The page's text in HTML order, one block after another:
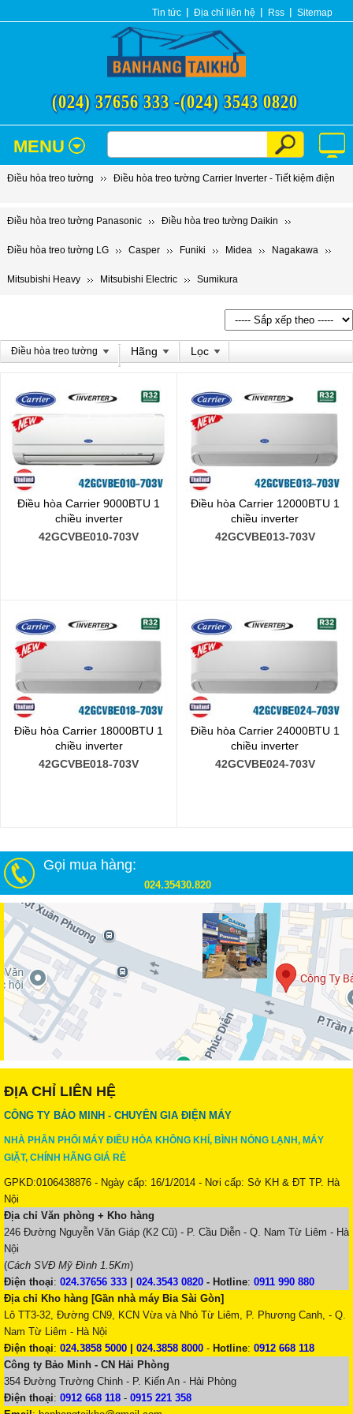
Tin tức Địa chỉ liên hệ Rss Sitemap
(024) 37656 333 -(024) 3543 0820
MENU
Điều hòa treo tường Điều hòa treo tường Carrier Inverter - Tiết kiệm điện
Điều hòa treo tường Panasonic Điều hòa treo tường Daikin
Điều hòa treo tường LG Casper Funiki Midea Nagakawa
Mitsubishi Heavy Mitsubishi Electric Sumikura
Điều hòa treo tường Hãng Lọc
Điều hòa Carrier 9000BTU 1
chiều inverter
42GCVBE010-703V
Điều hòa Carrier 12000BTU 1
chiều inverter
42GCVBE013-703V
Điều hòa Carrier 18000BTU 1
chiều inverter
42GCVBE018-703V
Điều hòa Carrier 24000BTU 1
chiều inverter
42GCVBE024-703V
Gọi mua hàng:
024.35430.820
ĐỊA CHỈ LIÊN HỆ
CÔNG TY BẢO MINH - CHUYÊN GIA ĐIỆN MÁY
NHÀ PHÂN PHỐI MÁY ĐIỀU HÒA KHÔNG KHÍ, BÌNH NÓNG LẠNH, MÁY
GIẶT, CHÍNH HÃNG GIÁ RẺ
GPKD:0106438876 - Ngày cấp: 16/1/2014 - Nơi cấp: Sở KH & ĐT TP. Hà
Nội
Địa chỉ Văn phòng + Kho hàng
246 Đường Nguyễn Văn Giáp (K2 Cũ) - P. Cầu Diễn - Q. Nam Từ Liêm - Hà
Nội
(Cách SVĐ Mỹ Đình 1.5Km)
Điện thoại: 024.37656 333 024.3543 0820 - Hotline: 0911 990 880
Địa chỉ Kho hàng [Gần nhà máy Bia Sài Gòn]
Lô TT3-32, Đường CN9, KCN Vừa và Nhỏ Từ Liêm, P. Phương Canh, - Q.
Nam Từ Liêm - Hà Nội
Điện thoại: 024.3858 5000 024.3858 8000 - Hotline: 0912 668 118
Công ty Bảo Minh - CN Hải Phòng
354 Đường Trường Chinh - P. Kiến An - Hải Phòng
Điện thoại: 0912 668 118 - 0915 221 358